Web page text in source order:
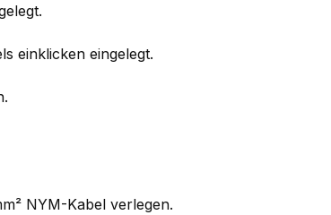
einklicken eingelegt.
NYM-Kabel verlegen.